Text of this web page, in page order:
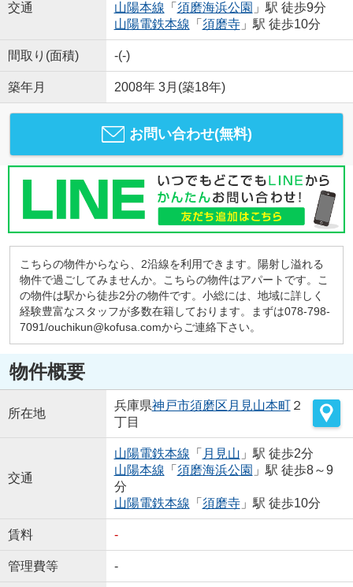
交通
山陽本線 「 須磨海浜公園 」駅 徒歩9分
山陽電鉄本線 「 須磨寺」駅 徒歩10分
間取り(面積) -(-)
築年月 2008年 3月(築18年)
お問い合わせ(無料)
こちらの物件からなら、2沿線を利用できます。陽射し溢れる
物件で過ごしてみませんか。こちらの物件はアパートです。こ
の物件は駅から徒歩2分の物件です。小総には、地域に詳しく
経験豊富なスタッフが多数在籍しております。まずは078-798-
7091/ouchikun@kofusa.comからご連絡下さい。
物件概要
所在地
兵庫県神戸市須磨区 月見山本町２
丁目
交通
山陽電鉄本線 「 月見山 」駅 徒歩2分
山陽本線 「 須磨海浜公園 」駅 徒歩8～9
分
山陽電鉄本線 「 須磨寺」駅 徒歩10分
賃料 -
管理費等 -